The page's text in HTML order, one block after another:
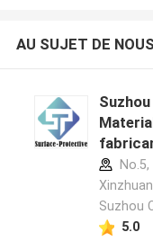
AU SUJET DE NOUS
Suzhou
5.0